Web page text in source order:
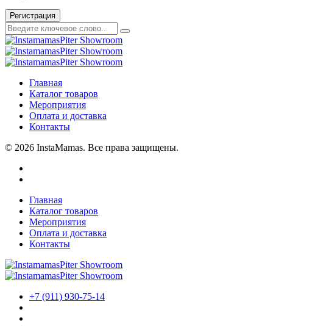
Регистрация
Главная
Каталог товаров
Мероприятия
Оплата и доставка
Контакты
© 2026 InstaMamas. Все права защищены.
Главная
Каталог товаров
Мероприятия
Оплата и доставка
Контакты
+7 (911) 930-75-14